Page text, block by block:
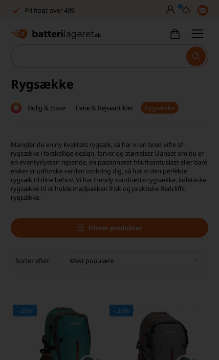
Dansk lager
30 dages returret
30 dages returret
Man–fre kl. 10–14
0
Rygsække
Bolig & Have Ferie & Rejseartikler Rygsække
Mangler du en ny kvalitets rygsæk, så har vi en bred vifte af
rygsække i forskellige design, farver og størrelser. Uanset om du er
en eventyrlysten rejsende, en passioneret friluftsentusiast eller bare
elsker at udforske verden omkring dig, så har vi den perfekte
rygsæk til dine behov. Vi har trendy vandtætte rygsække, køletaske
rygsække til at holde madpakken frisk og praktiske Redcliffs
rygsække.
Filtrer produkter
Sorter efter:
- 25% - 25%